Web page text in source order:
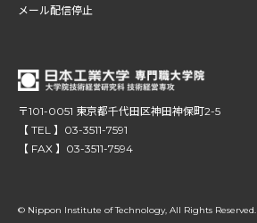
メール配信停止
〒101-0051 東京都千代田区神田神保町2-5
【 TEL 】03-3511-7591
【 FAX 】03-3511-7594
© Nippon Institute of Technology, All Rights Reserved.